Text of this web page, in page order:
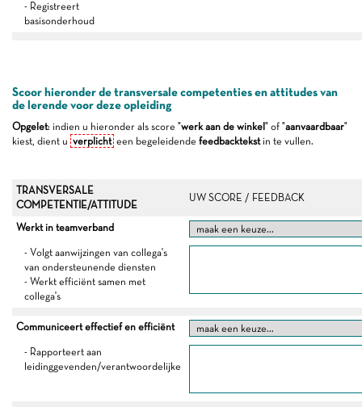
- Registreert
basisonderhoud
Scoor hieronder de transversale competenties en attitudes van
de lerende voor deze opleiding
Opgelet: indien u hieronder als score "werk aan de winkel " of "aanvaardbaar"
kiest, dient u verplicht een begeleidende feedbacktekstin te vullen.
TRANSVERSALE
COMPETENTIE/ATTITUDE
UW SCORE / FEEDBACK
Werkt in teamverband
- Volgt aanwijzingen van collega's
van ondersteunende diensten
- Werkt efficiënt samen met
collega's
Communiceert effectief en efficiënt
- Rapporteert aan
leidinggevenden/verantwoordelijke